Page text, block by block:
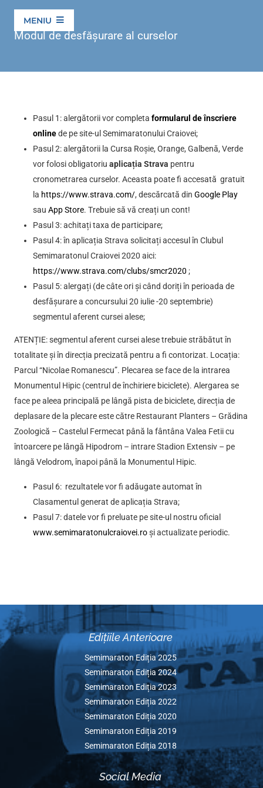
Skip
MENIU
Modul de desfășurare al curselor
Pasul 1: alergătorii vor completaformularul de
onlinede pe site-ul Semimaratonului Craiovei;
Pasul 2: alergătorii la Cursa Roșie, Orange,
vor folosi obligatoriu
aplicația Strava
cronometrarea curselor. Aceasta poate fi
lahttps://www.strava.com/, descărcată din
sauApp Store. Trebuie să vă creați un cont!
Pasul 3: achitați taxa de participare;
Pasul 4: în aplicația Strava solicitați accesul în
Semimaratonul Craiovei 2020
https://www.strava.com/clubs/smcr2020
Pasul 5: alergați (de câte ori și când doriți în
desfășurare a concursului 20 iulie -20
segmentul aferent cursei alese;
ATENȚIE: segmentul aferent cursei alese trebuie
totalitate și în direcția precizată pentru a fi contorizat.
Parcul “Nicolae Romanescu”. Plecarea se face de la
Monumentul Hipic (centrul de închiriere biciclete).
face pe aleea principală pe lângă pista de biciclete,
deplasare de la plecare este către Restaurant
Zoologică – Castelul Fermecat până la fântâna Valea
Pasul 6: rezultatele vor fi adăugate automat în
Clasamentul generat de aplicația Strava;
Pasul 7: datele vor fi preluate pe site-ul nostru
www.semimaratonulcraiovei.roși actualizate